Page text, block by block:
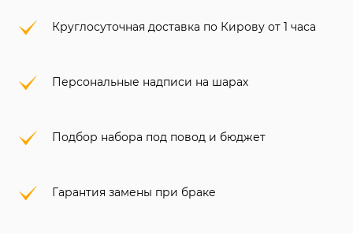
Круглосуточная доставка по Кирову от 1 часа
Персональные надписи на шарах
Подбор набора под повод и бюджет
Гарантия замены при браке